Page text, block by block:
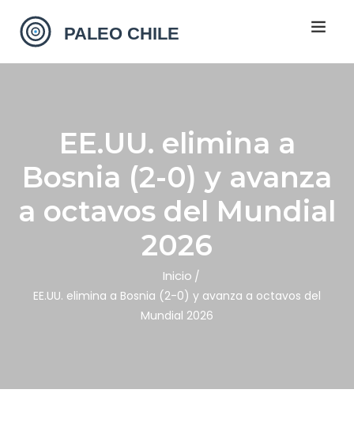
EE.UU. elimina a
Bosnia (2-0) y avanza
a octavos del Mundial
2026
Inicio
EE.UU. elimina a Bosnia (2-0) y avanza a octavos del
Mundial 2026